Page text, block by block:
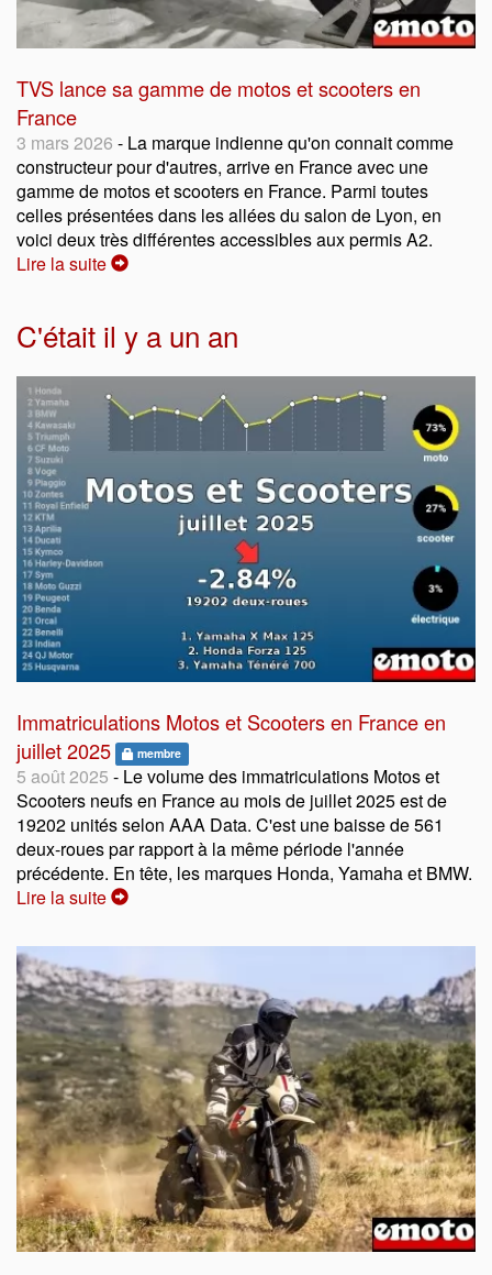
TVS lance sa gamme de motos et scooters en
France
3 mars 2026 - La marque indienne qu'on connait comme
constructeur pour d'autres, arrive en France avec une
gamme de motos et scooters en France. Parmi toutes
celles présentées dans les allées du salon de Lyon, en
voici deux très différentes accessibles aux permis A2.
Lire la suite
C'était il y a un an
Immatriculations Motos et Scooters en France en
juillet 2025
membre
5 août 2025 - Le volume des immatriculations Motos et
Scooters neufs en France au mois de juillet 2025 est de
19202 unités selon AAA Data. C'est une baisse de 561
deux-roues par rapport à la même période l'année
précédente. En tête, les marques Honda, Yamaha et BMW.
Lire la suite